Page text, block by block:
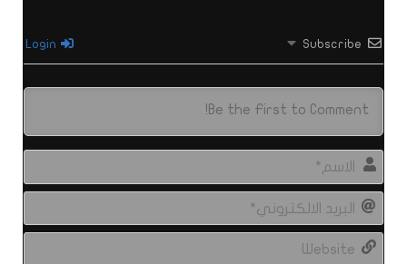
Subscribe